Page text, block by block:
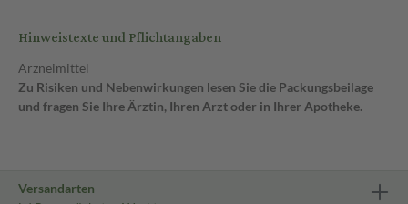
Hinweistexte und Pflichtangaben
Arzneimittel
Zu Risiken und Nebenwirkungen lesen Sie die Packungsbeilage
und fragen Sie Ihre Ärztin, Ihren Arzt oder in Ihrer Apotheke.
Versandarten